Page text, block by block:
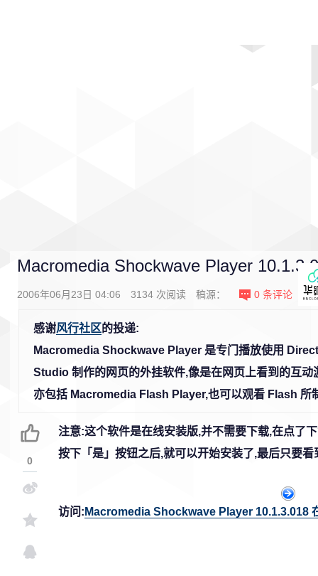
Macromedia Shockwave Player
2006年06月23日 04:06 3134 次阅读 稿源： 0 条评论
感谢风行社区的投递:
Macromedia Shockwave Player 是专门播放使用
Studio 制作的网页的外挂软件,像是在网页上看到的互动
亦包括 Macromedia Flash Player,也可以观看 Flash 所
注意:这个软件是在线安装版,并不需要下载,在点了
按下「是」按钮之后,就可以开始安装了,最后只要
访问: Macromedia Shockwave Player 10.1.3.018
0